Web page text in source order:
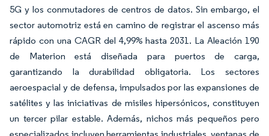
5G y los conmutadores de centros de datos. Sin embargo, el
sector automotriz está en camino de registrar el ascenso más
rápido con una CAGR del 4,99% hasta 2031. La Aleación 190
de Materion está diseñada para puertos de carga,
garantizando la durabilidad obligatoria. Los sectores
aeroespacial y de defensa, impulsados por las expansiones de
satélites y las iniciativas de misiles hipersónicos, constituyen
un tercer pilar estable. Además, nichos más pequeños pero